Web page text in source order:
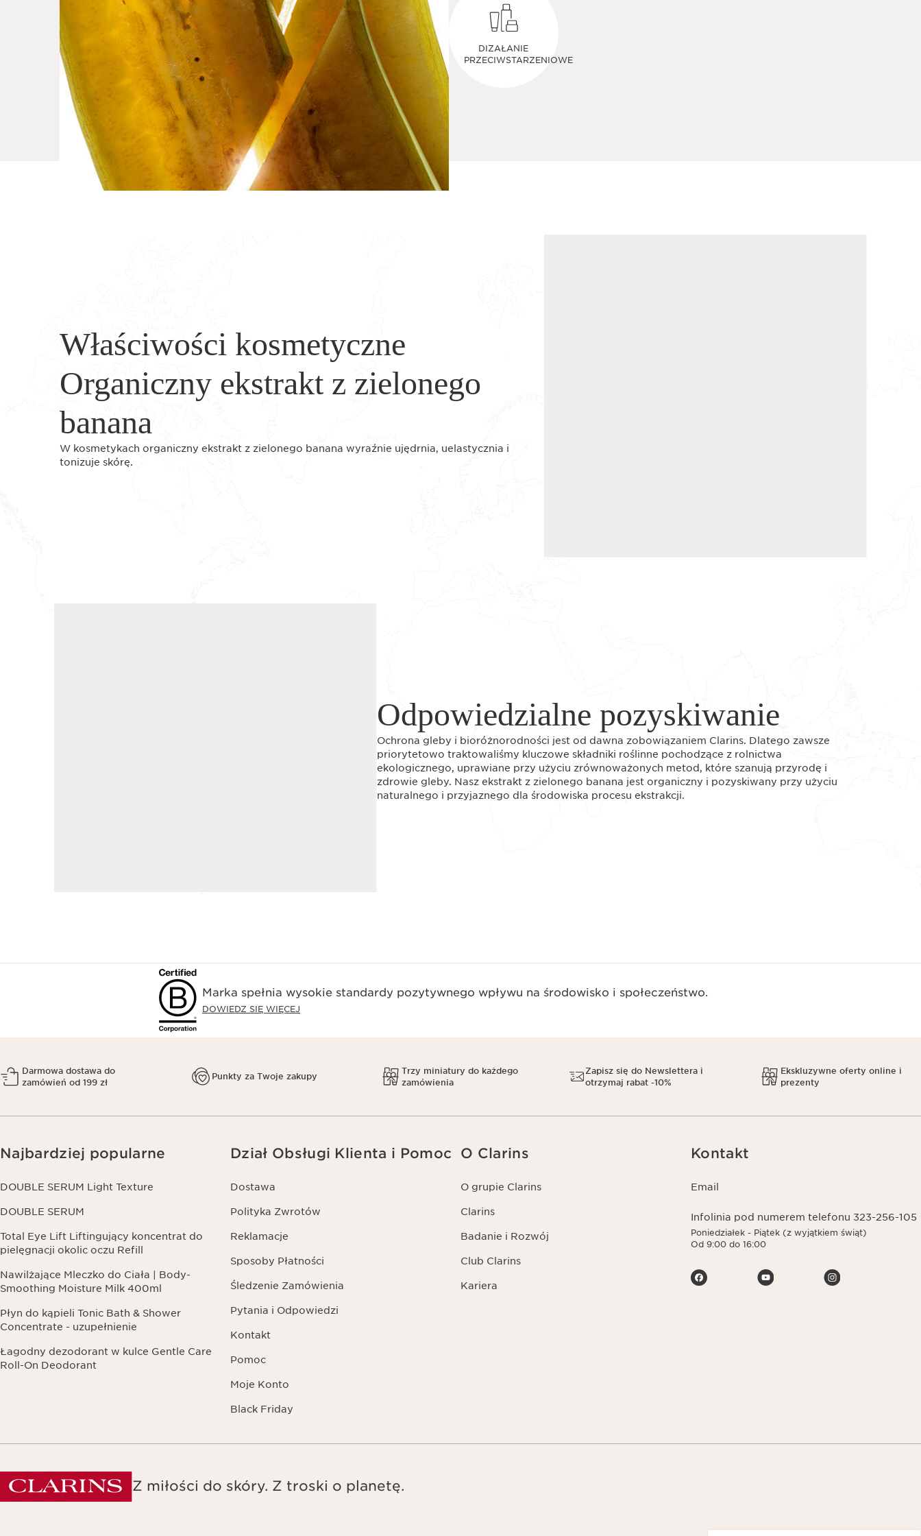
DIZAŁANIE
PRZECIWSTARZENIOWE
Właściwości kosmetyczne
Organiczny ekstrakt z zielonego
banana
W kosmetykach organiczny ekstrakt z zielonego banana wyraźnie ujędrnia, uelastycznia i
tonizuje skórę.
Odpowiedzialne pozyskiwanie
Ochrona gleby i bioróżnorodności jest od dawna zobowiązaniem Clarins. Dlatego zawsze
priorytetowo traktowaliśmy kluczowe składniki roślinne pochodzące z rolnictwa
ekologicznego, uprawiane przy użyciu zrównoważonych metod, które szanują przyrodę i
zdrowie gleby. Nasz ekstrakt z zielonego banana jest organiczny i pozyskiwany przy użyciu
naturalnego i przyjaznego dla środowiska procesu ekstrakcji.
Marka spełnia wysokie standardy pozytywnego wpływu na środowisko i społeczeństwo.​
DOWIEDZ SIĘ WIĘCEJ
Darmowa dostawa do
zamówień od 199 zł
Punkty za Twoje zakupy
Trzy miniatury do każdego
zamówienia
Zapisz się do Newslettera i
otrzymaj rabat -10%
Ekskluzywne oferty online i
prezenty
Najbardziej popularne
DOUBLE SERUM Light Texture
DOUBLE SERUM
Total Eye Lift Liftingujący koncentrat do
pielęgnacji okolic oczu Refill
Nawilżające Mleczko do Ciała | Body-
Smoothing Moisture Milk 400ml
Płyn do kąpieli Tonic Bath & Shower
Concentrate - uzupełnienie
Łagodny dezodorant w kulce Gentle Care
Roll-On Deodorant
Dział Obsługi Klienta i Pomoc
Dostawa
Polityka Zwrotów
Reklamacje
Sposoby Płatności
Śledzenie Zamówienia
Pytania i Odpowiedzi
Kontakt
Pomoc
Moje Konto
Black Friday
O Clarins
O grupie Clarins
Clarins
Badanie i Rozwój
Club Clarins
Kariera
Kontakt
Email
Infolinia pod numerem telefonu 323-256-105
Poniedziałek - Piątek (z wyjątkiem świąt)
Od 9:00 do 16:00
Z miłości do skóry. Z troski o planetę.
Navigates to